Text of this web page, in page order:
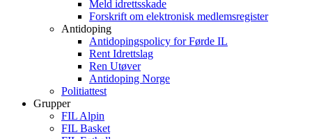
Meld idrettsskade
Forskrift om elektronisk medlemsregister
Antidoping
Antidopingspolicy for Førde IL
Rent Idrettslag
Ren Utøver
Antidoping Norge
Politiattest
Grupper
FIL Alpin
FIL Basket